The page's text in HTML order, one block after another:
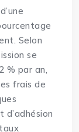
Selon
se
% par an,
frais de
d’adhésion